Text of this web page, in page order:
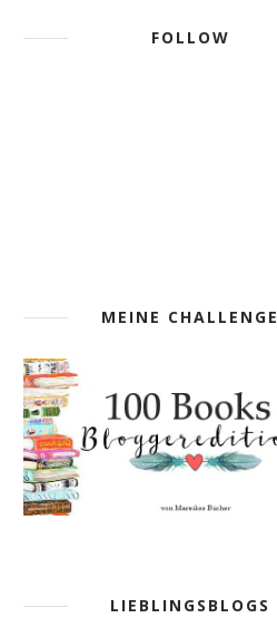
FOLLOW
MEINE CHALLENGE
LIEBLINGSBLOGS